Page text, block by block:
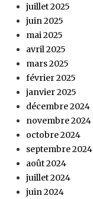
juillet 2025
juin 2025
mai 2025
avril 2025
mars 2025
février 2025
janvier 2025
décembre 2024
novembre 2024
octobre 2024
septembre 2024
août 2024
juillet 2024
juin 2024